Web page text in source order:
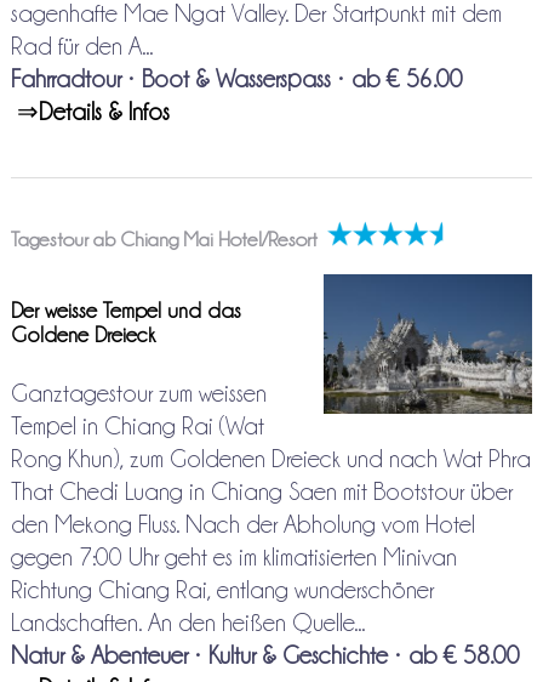
sagenhafte Mae Ngat Valley. Der Startpunkt mit dem
Rad für den A...
Fahrradtour• Boot & Wasserspass• ab € 56.00
⇒Details & Infos
Tagestour ab Chiang Mai Hotel/Resort
Der weisse Tempel und das
Goldene Dreieck
Ganztagestour zum weissen
Tempel in Chiang Rai (Wat
Rong Khun), zum Goldenen Dreieck und nach Wat Phra
That Chedi Luang in Chiang Saen mit Bootstour über
den Mekong Fluss. Nach der Abholung vom Hotel
gegen 7:00 Uhr geht es im klimatisierten Minivan
Richtung Chiang Rai, entlang wunderschöner
Landschaften. An den heißen Quelle...
Natur & Abenteuer• Kultur & Geschichte• ab € 58.00